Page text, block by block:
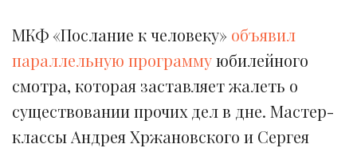
МКФ «Послание к человеку» объявил
параллельную программуюбилейного
смотра, которая заставляет жалеть о
существовании прочих дел в дне. Мастер-
классы Андрея Хржановского и Сергея